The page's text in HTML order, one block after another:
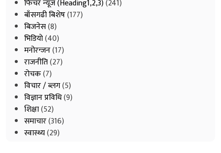
फिचर न्यूज (Heading1,2,3)(241)
बाँसगढी बिशेष(177)
बिजनेस(8)
भिडियाे(40)
मनोरन्जन(17)
राजनीति(27)
रोचक(7)
विचार / ब्लग(5)
विज्ञान प्रविधि(9)
शिक्षा(52)
समाचार(316)
स्वास्थ्य(29)